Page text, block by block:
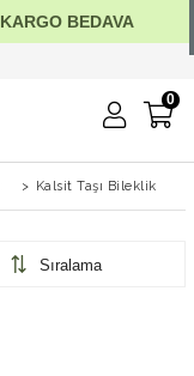
KARGO BEDAVA
0
> Kalsit Taşı Bileklik
Sıralama